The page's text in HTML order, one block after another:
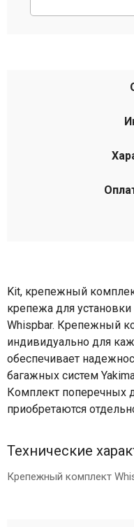
Kit, крепежный
крепежа для
Whispbar. Крепежный
индивидуально для
обеспечивает
багажных систем
Комплект поперечных
приобретаются
Технические
Крепежный комплект